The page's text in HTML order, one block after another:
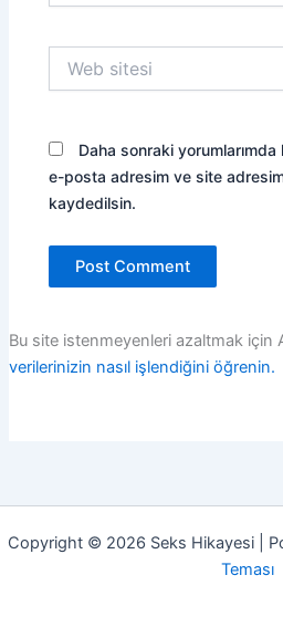
sitesi
Daha sonraki yorumlarımda
e-posta adresim ve site adresim
kaydedilsin.
Bu site istenmeyenleri azaltmak için
verilerinizin nasıl işlendiğini öğrenin.
Copyright © 2026 Seks Hikayesi |
Teması